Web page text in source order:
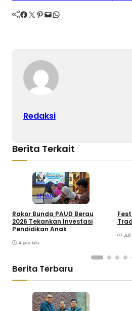
Facebook Twitter Pinterest Mail WhatsApp
Redaksi
Berita Terkait
BERAU
Rakor Bunda PAUD Berau
2026 Tekankan Investasi
Pendidikan Anak
4 jam lalu
Juli
Berita Terbaru